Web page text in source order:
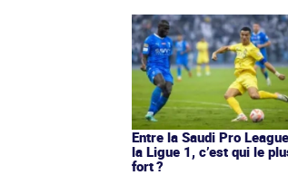
Entre la Saudi Pro
la Ligue 1, c’est qui le
fort ?